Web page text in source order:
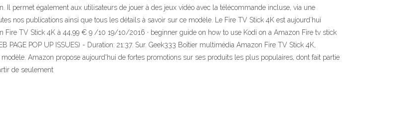
permet également aux utilisateurs de jouer à des jeux vidéo avec la télécommande incluse, via une
nos publications ainsi que tous les détails à savoir sur ce modèle. Le Fire TV Stick 4K est aujourd’hui
Fire TV Stick 4K à 44,99 € 9 /10 19/10/2016 · beginner guide on how to use Kodi on a Amazon Fire tv stick
POP UP ISSUES) - Duration: 21:37. Sur. Geek333 Boîtier multimédia Amazon Fire TV Stick 4K,
Amazon propose aujourd'hui de fortes promotions sur ses produits les plus populaires, dont fait partie
de seulement